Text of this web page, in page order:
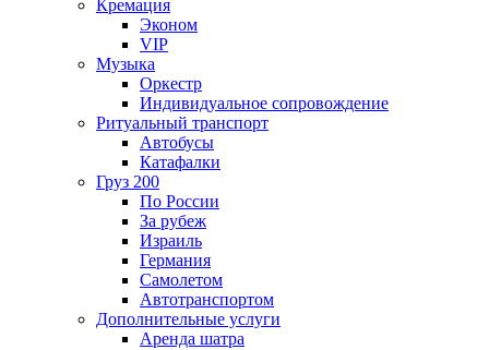
Кремация
Эконом
VIP
Музыка
Оркестр
Индивидуальное сопровождение
Ритуальный транспорт
Автобусы
Катафалки
Груз 200
По России
За рубеж
Израиль
Германия
Самолетом
Автотранспортом
Дополнительные услуги
Аренда шатра